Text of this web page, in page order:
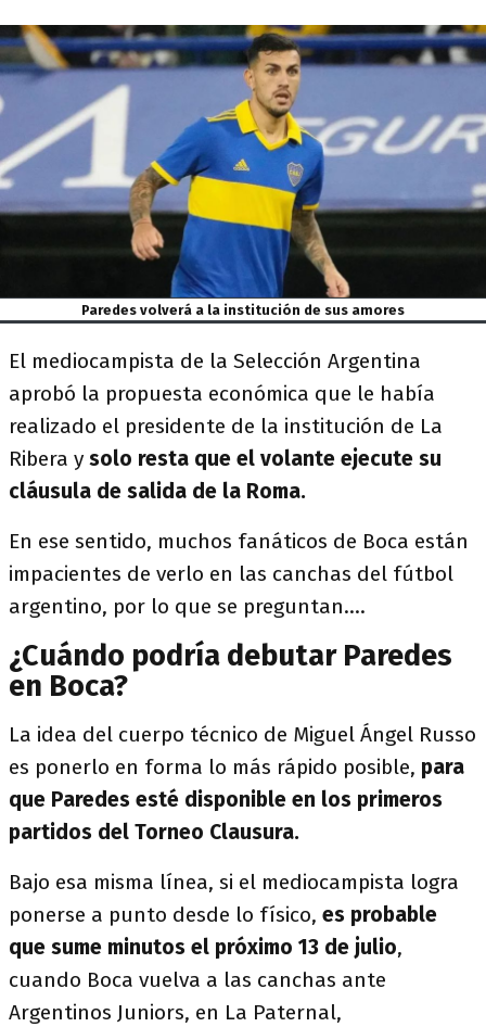
Paredes volverá a la institución de sus amores
El mediocampista de la Selección Argentina
aprobó la propuesta económica que le había
realizado el presidente de la institución de La
Ribera y solo resta que el volante ejecute su
cláusula de salida de la Roma.
En ese sentido, muchos fanáticos de Boca están
impacientes de verlo en las canchas del fútbol
argentino, por lo que se preguntan....
¿Cuándo podría debutar Paredes
en Boca?
La idea del cuerpo técnico de Miguel Ángel Russo
es ponerlo en forma lo más rápido posible, para
que Paredes esté disponible en los primeros
partidos del Torneo Clausura.
Bajo esa misma línea, si el mediocampista logra
ponerse a punto desde lo físico, es probable
que sume minutos el próximo 13 de julio,
cuando Boca vuelva a las canchas ante
Argentinos Juniors, en La Paternal,